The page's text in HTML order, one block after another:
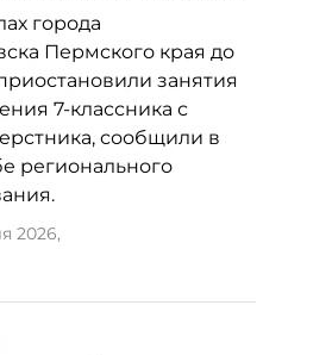
города
Пермского края до
занятия
7-классника с
сообщили в
регионального
2026,